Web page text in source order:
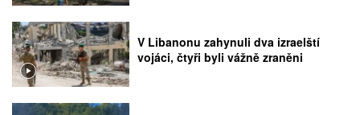
V Libanonu zahynuli dva izraelští
vojáci, čtyři byli vážně zraněni